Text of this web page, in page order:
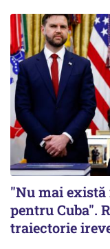
"Nu mai există
pentru Cuba".
traiectorie